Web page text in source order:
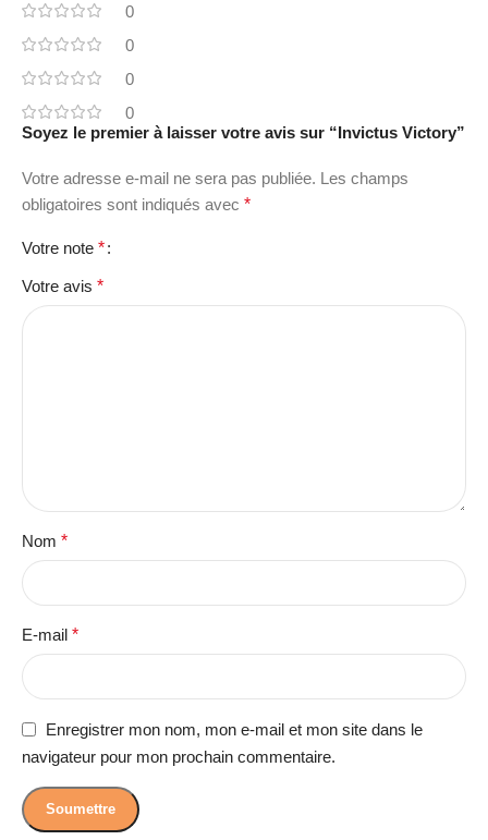
0
0
0
0
Soyez le premier à laisser votre avis sur “Invictus Victory”
Votre adresse e-mail ne sera pas publiée. Les champs
obligatoires sont indiqués avec *
Votre note *
Votre avis *
Nom *
E-mail *
Enregistrer mon nom, mon e-mail et mon site dans le
navigateur pour mon prochain commentaire.